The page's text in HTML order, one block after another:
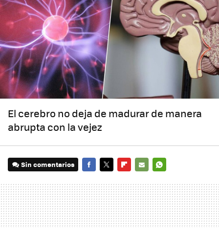
El cerebro no deja de madurar de manera
abrupta con la vejez
Sin comentarios
MAIL